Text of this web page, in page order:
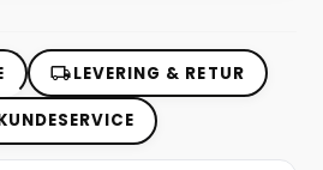
LEVERING & RETUR